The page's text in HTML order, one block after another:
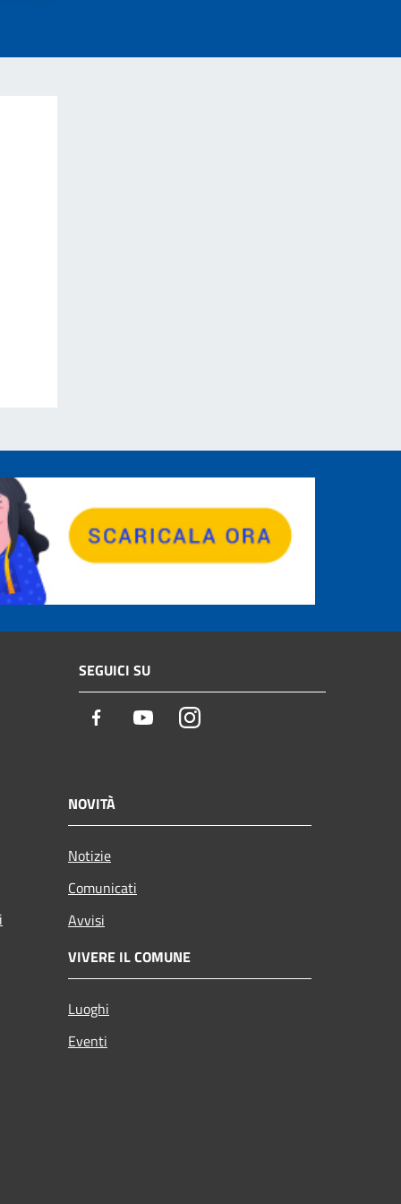
SEGUICI SU
Facebook YoutubeInstagram
NOVITÀ
Notizie
Comunicati
Avvisi
VIVERE IL COMUNE
Luoghi
Eventi